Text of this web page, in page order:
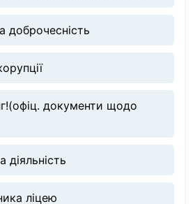
доброчесність
документи щодо
діяльність
ліцею